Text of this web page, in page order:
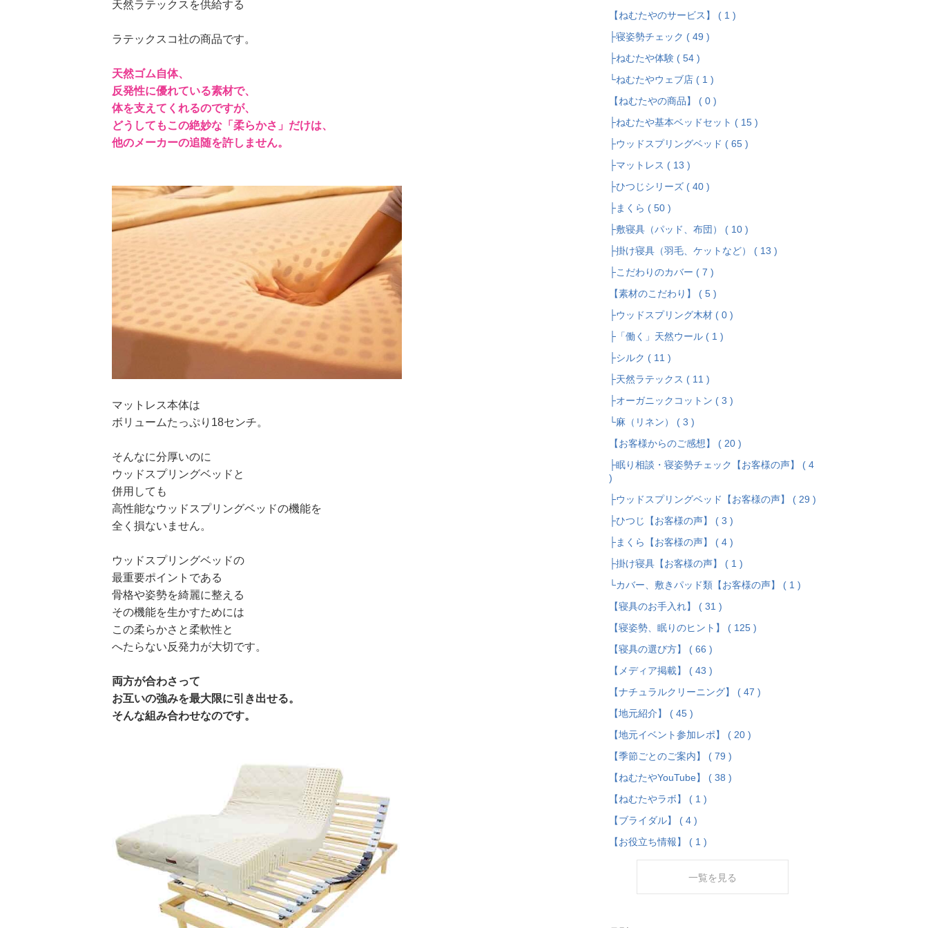
天然ラテックスを供給する
ラテックスコ社の商品です。
天然ゴム自体、
反発性に優れている素材で、
体を支えてくれるのですが、
どうしてもこの絶妙な「柔らかさ」だけは、
他のメーカーの追随を許しません。
マットレス本体は
ボリュームたっぷり18センチ。
そんなに分厚いのに
ウッドスプリングベッドと
併用しても
高性能なウッドスプリングベッドの機能を
全く損ないません。
ウッドスプリングベッドの
最重要ポイントである
骨格や姿勢を綺麗に整える
その機能を生かすためには
この柔らかさと柔軟性と
へたらない反発力が大切です。
両方が合わさって
お互いの強みを最大限に引き出せる。
そんな組み合わせなのです。
【ねむたやのサービス】 ( 1 )
├寝姿勢チェック ( 49 )
├ねむたや体験 ( 54 )
└ねむたやウェブ店 ( 1 )
【ねむたやの商品】 ( 0 )
├ねむたや基本ベッドセット ( 15 )
├ウッドスプリングベッド ( 65 )
├マットレス ( 13 )
├ひつじシリーズ ( 40 )
├まくら ( 50 )
├敷寝具（パッド、布団） ( 10 )
├掛け寝具（羽毛、ケットなど） ( 13 )
├こだわりのカバー ( 7 )
【素材のこだわり】 ( 5 )
├ウッドスプリング木材 ( 0 )
├「働く」天然ウール ( 1 )
├シルク ( 11 )
├天然ラテックス ( 11 )
├オーガニックコットン ( 3 )
└麻（リネン） ( 3 )
【お客様からのご感想】 ( 20 )
├眠り相談・寝姿勢チェック【お客様の声】 ( 4
)
├ウッドスプリングベッド【お客様の声】 ( 29 )
├ひつじ【お客様の声】 ( 3 )
├まくら【お客様の声】 ( 4 )
├掛け寝具【お客様の声】 ( 1 )
└カバー、敷きパッド類【お客様の声】 ( 1 )
【寝具のお手入れ】 ( 31 )
【寝姿勢、眠りのヒント】 ( 125 )
【寝具の選び方】 ( 66 )
【メディア掲載】 ( 43 )
【ナチュラルクリーニング】 ( 47 )
【地元紹介】 ( 45 )
【地元イベント参加レポ】 ( 20 )
【季節ごとのご案内】 ( 79 )
【ねむたやYouTube】 ( 38 )
【ねむたやラボ】 ( 1 )
【ブライダル】 ( 4 )
【お役立ち情報】 ( 1 )
一覧を見る